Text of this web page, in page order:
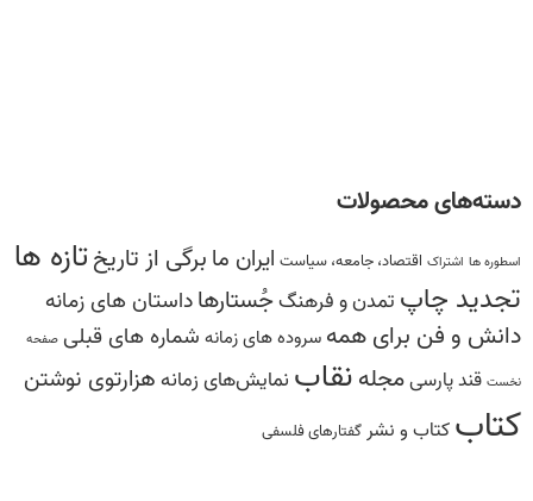
دسته‌های محصولات
اسطوره ها اشتراک اقتصاد، جامعه، سیاست ایران ما برگی از تاریختازه ها
تجدید چاپ تمدن و فرهنگجُستارها داستان های زمانه
دانش‌ و ‌فن‌ براى همه سروده ‏هاى زمانه شماره های قبلی صفحه
نخست قند پارسی مجله نقاب نمایش‌های زمانه هزارتوی نوشتن
کتاب کتاب و نشر گفتارهاى فلسفى